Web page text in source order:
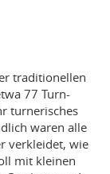
traditionellen
77 Turn-
turnerisches
waren alle
verkleidet, wie
mit kleinen